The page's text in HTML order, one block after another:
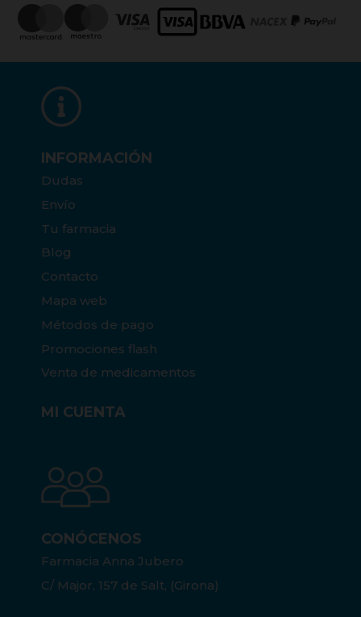
INFORMACIÓN
Dudas
Envío
Tu farmacia
Blog
Contacto
Mapa web
Métodos de pago
Promociones flash
Venta de medicamentos
MI CUENTA
CONÓCENOS
Farmacia Anna Jubero
C/ Major, 157 de Salt, (Girona)